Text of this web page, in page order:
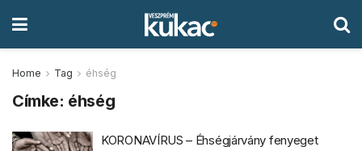
Home Tag éhség
Címke: éhség
KORONAVÍRUS – Éhségjárvány fenyeget